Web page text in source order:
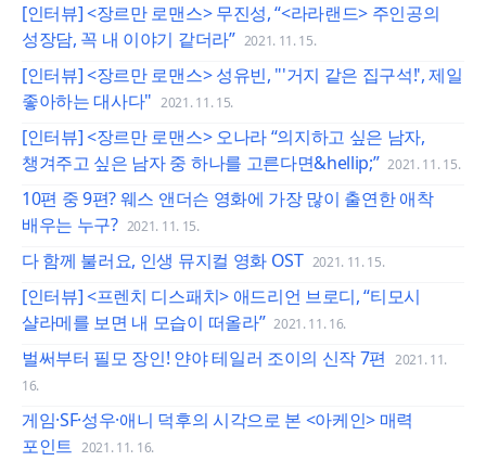
[인터뷰] <장르만 로맨스> 무진성, “<라라랜드> 주인공의
성장담, 꼭 내 이야기 같더라” 2021. 11. 15.
[인터뷰] <장르만 로맨스> 성유빈, "'거지 같은 집구석!', 제일
좋아하는 대사다" 2021. 11. 15.
[인터뷰] <장르만 로맨스> 오나라 “의지하고 싶은 남자,
챙겨주고 싶은 남자 중 하나를 고른다면&hellip;” 2021. 11. 15.
10편 중 9편? 웨스 앤더슨 영화에 가장 많이 출연한 애착
배우는 누구? 2021. 11. 15.
다 함께 불러요, 인생 뮤지컬 영화 OST 2021. 11. 15.
[인터뷰] <프렌치 디스패치> 애드리언 브로디, “티모시
샬라메를 보면 내 모습이 떠올라” 2021. 11. 16.
벌써부터 필모 장인! 얀야 테일러 조이의 신작 7편 2021. 11.
16.
게임·SF·성우·애니 덕후의 시각으로 본 <아케인> 매력
포인트 2021. 11. 16.